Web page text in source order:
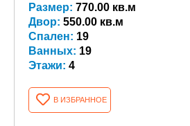
Размер: 770.00 кв.м
Двор: 550.00 кв.м
Спален: 19
Ванных: 19
Этажи: 4
В ИЗБРАННОЕ